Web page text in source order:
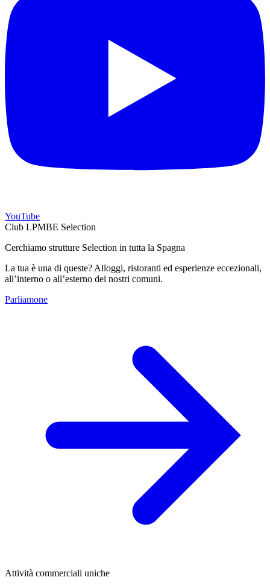
YouTube
Club LPMBE Selection
Cerchiamo strutture Selection in tutta la Spagna
La tua è una di queste? Alloggi, ristoranti ed esperienze eccezionali,
all’interno o all’esterno dei nostri comuni.
Parliamone
Attività commerciali uniche